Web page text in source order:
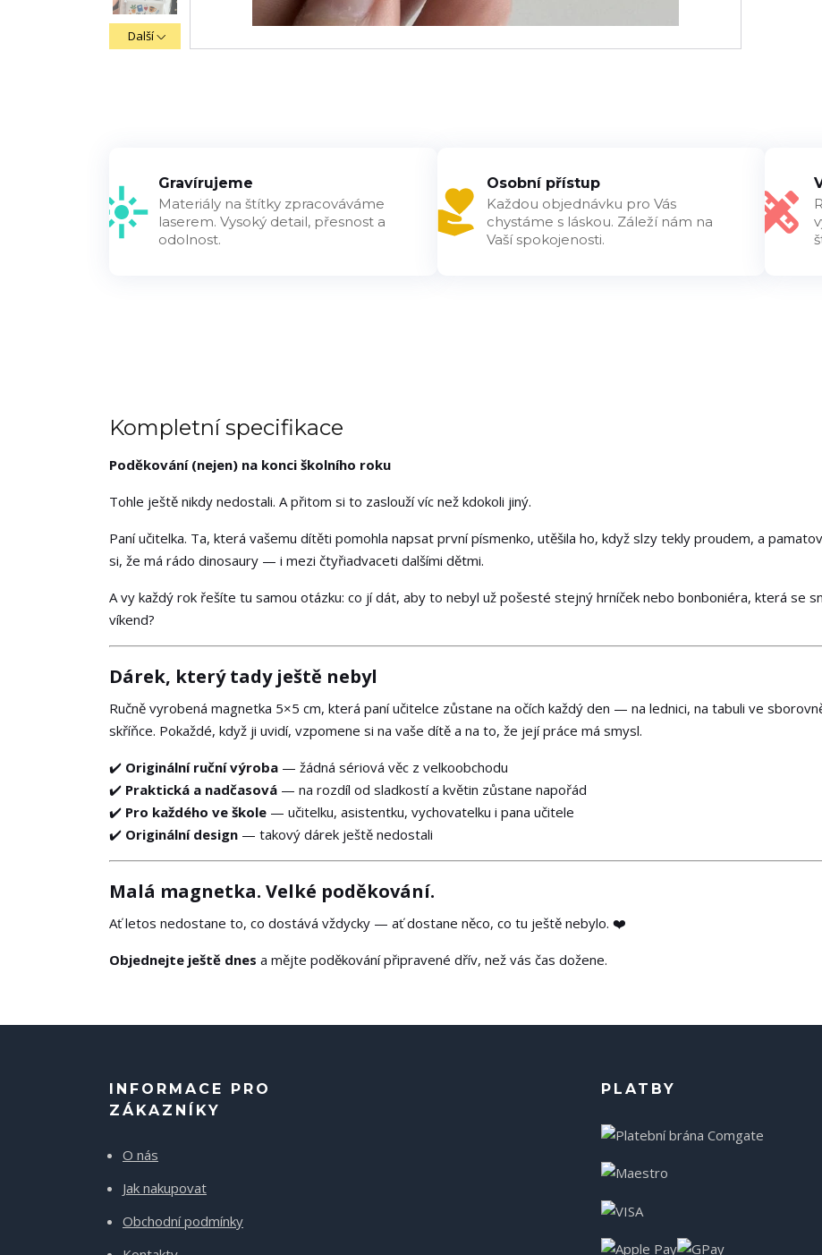
Další
Gravírujeme
Materiály na štítky zpracováváme
laserem. Vysoký detail, přesnost a
odolnost.
Osobní přístup
Každou objednávku pro Vás
chystáme s láskou. Záleží nám na
Vaší spokojenosti.
Kompletní specifikace
Poděkování (nejen) na konci školního roku
Tohle ještě nikdy nedostali. A přitom si to zaslouží víc než kdokoli jiný.
Paní učitelka. Ta, která vašemu dítěti pomohla napsat první písmenko, utěšila ho, když slzy tekly proudem, a
si, že má rádo dinosaury — i mezi čtyřiadvaceti dalšími dětmi.
A vy každý rok řešíte tu samou otázku: co jí dát, aby to nebyl už pošesté stejný hrníček nebo bonboniéra, která se
víkend?
Dárek, který tady ještě nebyl
Ručně vyrobená magnetka 5×5 cm, která paní učitelce zůstane na očích každý den — na lednici, na tabuli ve
skříňce. Pokaždé, když ji uvidí, vzpomene si na vaše dítě a na to, že její práce má smysl.
✔️ Originální ruční výroba — žádná sériová věc z velkoobchodu
✔️ Praktická a nadčasová — na rozdíl od sladkostí a květin zůstane napořád
✔️ Pro každého ve škole — učitelku, asistentku, vychovatelku i pana učitele
✔️ Originální design — takový dárek ještě nedostali
Malá magnetka. Velké poděkování.
Ať letos nedostane to, co dostává vždycky — ať dostane něco, co tu ještě nebylo. ❤️
Objednejte ještě dnes a mějte poděkování připravené dřív, než vás čas dožene.
INFORMACE PRO
ZÁKAZNÍKY
O nás
Jak nakupovat
Obchodní podmínky
PLATBY